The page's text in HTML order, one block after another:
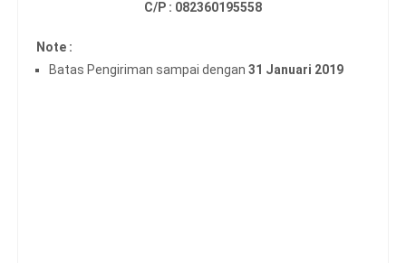
C/P : 082360195558
Note :
Batas Pengiriman sampai dengan 31 Januari 2019